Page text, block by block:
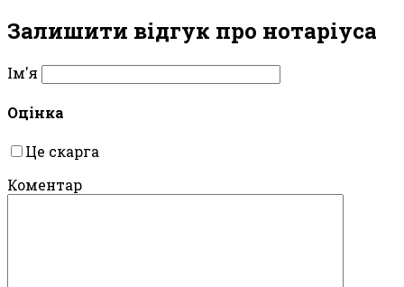
Залишити відгук про нотаріуса
Ім'я
Оцінка
Це скарга
Коментар